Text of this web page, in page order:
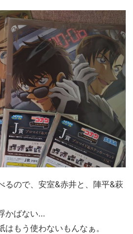
るので、安室&赤井と、陣平&萩
かばない…
もう使わないもんなぁ。